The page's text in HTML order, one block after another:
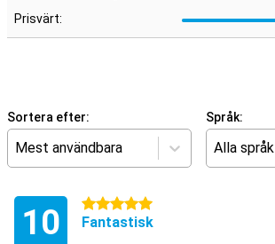
Prisvärt:
Sortera efter:
Mest användbara
Språk:
Alla språk
10 5 stjärnor
Fantastisk